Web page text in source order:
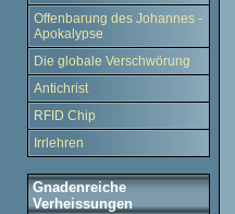
Offenbarung des Johannes -
Apokalypse
Die globale Verschwörung
Antichrist
RFID Chip
Irrlehren
Gnadenreiche
Verheissungen